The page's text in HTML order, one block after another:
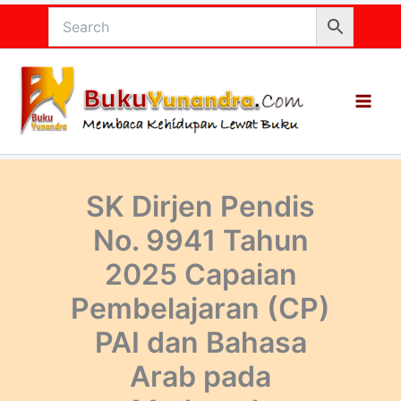
konten
SK Dirjen Pendis
No. 9941 Tahun
2025 Capaian
Pembelajaran (CP)
PAI dan Bahasa
Arab pada